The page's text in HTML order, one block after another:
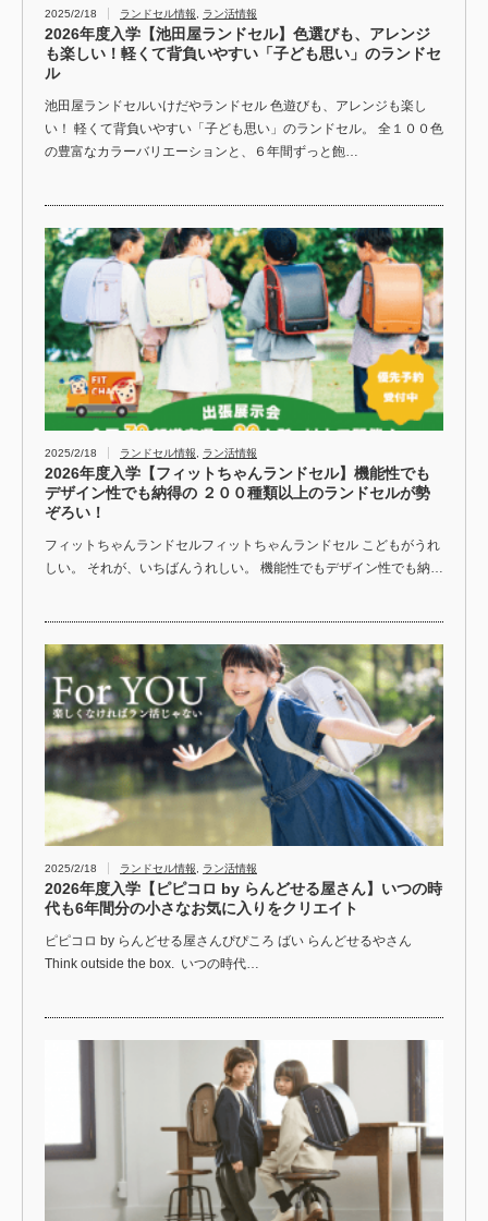
2025/2/18 ランドセル情報, ラン活情報
2026年度入学【池田屋ランドセル】色選びも、アレンジ
も楽しい！軽くて背負いやすい「子ども思い」のランドセ
ル
池田屋ランドセルいけだやランドセル 色遊びも、アレンジも楽し
い！ 軽くて背負いやすい「子ども思い」のランドセル。 全１００色
の豊富なカラーバリエーションと、６年間ずっと飽…
2025/2/18 ランドセル情報 ラン活情報
2026年度入学【フィットちゃんランドセル】機能性でも
デザイン性でも納得の ２００種類以上のランドセルが勢
ぞろい！
フィットちゃんランドセルフィットちゃんランドセル こどもがうれ
しい。 それが、いちばんうれしい。 機能性でもデザイン性でも納…
2025/2/18 ランドセル情報, ラン活情報
2026年度入学【ピピコロ by らんどせる屋さん】いつの時
代も6年間分の小さなお気に入りをクリエイト
ピピコロ by らんどせる屋さんぴぴころ ばい らんどせるやさん
Think outside the box. いつの時代…